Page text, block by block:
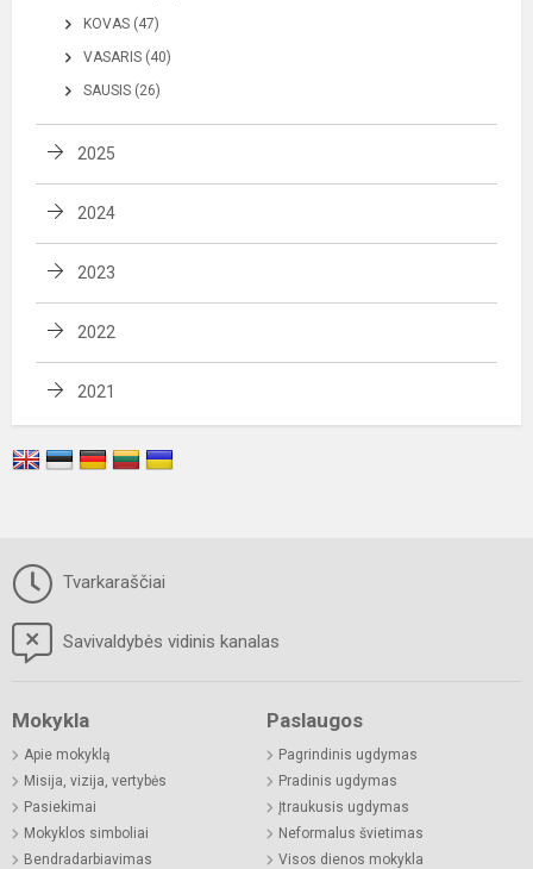
KOVAS (47)
VASARIS (40)
SAUSIS (26)
2025
2024
2023
2022
2021
Tvarkaraščiai
Savivaldybės vidinis kanalas
Mokykla
Apie mokyklą
Misija, vizija, vertybės
Pasiekimai
Mokyklos simboliai
Bendradarbiavimas
Paslaugos
Pagrindinis ugdymas
Pradinis ugdymas
Įtraukusis ugdymas
Neformalus švietimas
Visos dienos mokykla